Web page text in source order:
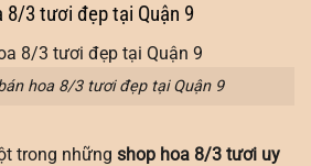
3 tươi đẹp tại Quận 9
hoa 8/3 tươi đẹp tại Quận 9
trong những shop hoa 8/3 tươi uy